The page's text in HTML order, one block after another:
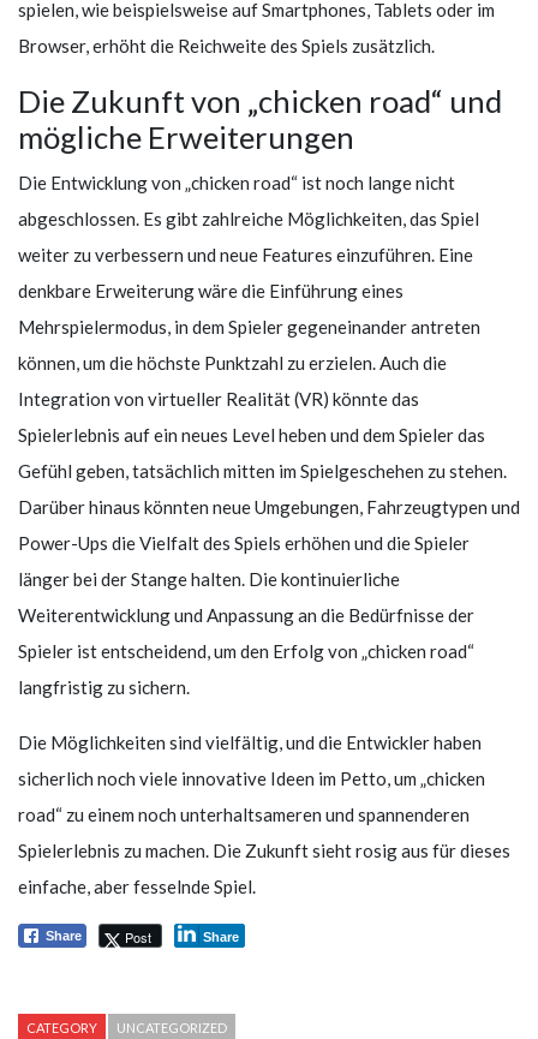
spielen, wie beispielsweise auf Smartphones, Tablets oder im
Browser, erhöht die Reichweite des Spiels zusätzlich.
Die Zukunft von „chicken road“ und
mögliche Erweiterungen
Die Entwicklung von „chicken road“ ist noch lange nicht
abgeschlossen. Es gibt zahlreiche Möglichkeiten, das Spiel
weiter zu verbessern und neue Features einzuführen. Eine
denkbare Erweiterung wäre die Einführung eines
Mehrspielermodus, in dem Spieler gegeneinander antreten
können, um die höchste Punktzahl zu erzielen. Auch die
Integration von virtueller Realität (VR) könnte das
Spielerlebnis auf ein neues Level heben und dem Spieler das
Gefühl geben, tatsächlich mitten im Spielgeschehen zu stehen.
Darüber hinaus könnten neue Umgebungen, Fahrzeugtypen und
Power-Ups die Vielfalt des Spiels erhöhen und die Spieler
länger bei der Stange halten. Die kontinuierliche
Weiterentwicklung und Anpassung an die Bedürfnisse der
Spieler ist entscheidend, um den Erfolg von „chicken road“
langfristig zu sichern.
Die Möglichkeiten sind vielfältig, und die Entwickler haben
sicherlich noch viele innovative Ideen im Petto, um „chicken
road“ zu einem noch unterhaltsameren und spannenderen
Spielerlebnis zu machen. Die Zukunft sieht rosig aus für dieses
einfache, aber fesselnde Spiel.
Share Post Share
CATEGORY UNCATEGORIZED